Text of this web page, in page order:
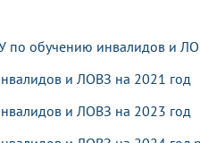
по обучению инвалидов и
и ЛОВЗ на 2021 год
и ЛОВЗ на 2023 год